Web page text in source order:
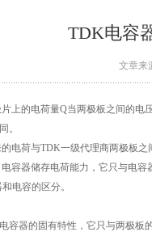
TDK电容
文章来
的电荷量Q当两极板之间的电
。
荷与TDK一级代理商两极板之
器储存电荷能力，它只与电容
容的区分。
器的固有特性，它只与两极板的